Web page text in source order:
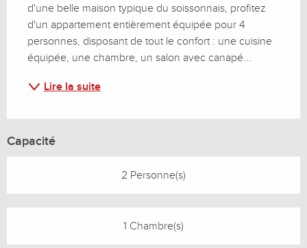
d'une belle maison typique du soissonnais, profitez
d'un appartement entièrement équipée pour 4
personnes, disposant de tout le confort : une cuisine
équipée, une chambre, un salon avec canapé...
Lire la suite
Capacité
2 Personne(s)
1 Chambre(s)